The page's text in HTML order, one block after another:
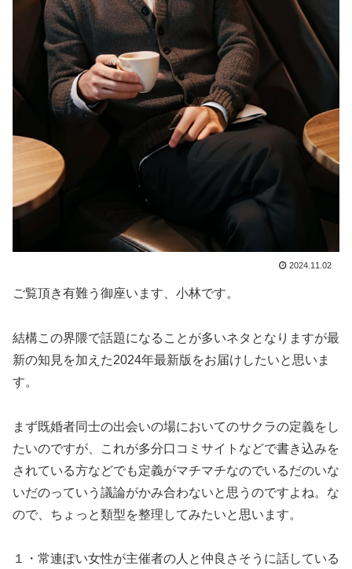
2024.11.02
ご覧頂き有難う御座います、小林です。
結構この界隈で話題になることが多いネタとなりますが最
新の知見を加えた2024年最新版をお届けしたいと思いま
す。
まず既婚者同士の出会いの場においてのサクラの定義をし
たいのですが、これが多分口コミサイトなどで書き込みを
されている方などでも定義がマチマチなのでいるだのいな
いだのっていう議論がかみ合わないと思うのですよね。な
ので、ちょっと類型を整理してみたいと思います。
１・常連ぽい女性が主催者の人と仲良さそうに話している